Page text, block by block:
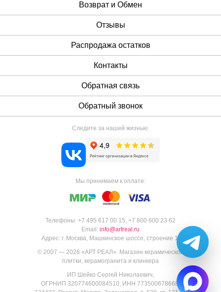
Возврат и Обмен
Отзывы
Распродажа остатков
Контакты
Обратная связь
Обратный звонок
Телефоны: +7 495 617 00 15, +7 800 600 23 62
Email: info@artreal.ru
Адрес: г. Москва, Машкинское шоссе, строение 1.
© 2007 — 2026 «АРТ РЕАЛ ». Магазин керамической
плитки, керамогранита и клинкера
ИП Шейко Сергей Николаевич,
ОГРНИП 320774600084510, ИНН 773500678668,
Следите за нашей жизнью:
Мы принимаем к оплате: